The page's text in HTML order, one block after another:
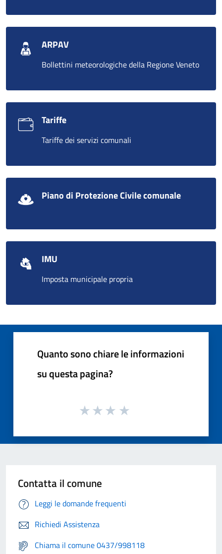
ARPAV
Bollettini meteorologiche della Regione Veneto
Tariffe
Tariffe dei servizi comunali
Piano di Protezione Civile comunale
IMU
Imposta municipale propria
Quanto sono chiare le informazioni
su questa pagina?
Contatta il comune
Leggi le domande frequenti
Richiedi Assistenza
Chiama il comune 0437/998118